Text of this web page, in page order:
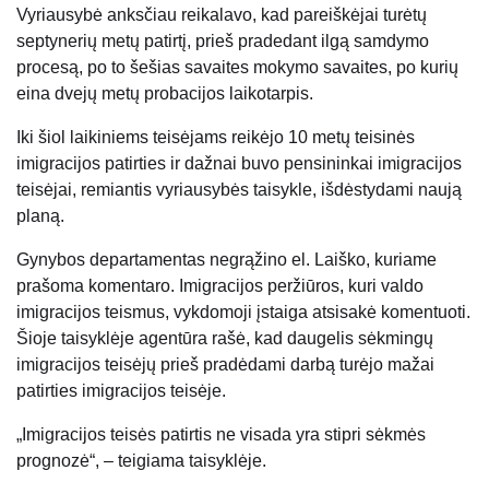
Vyriausybė anksčiau reikalavo, kad pareiškėjai turėtų
septynerių metų patirtį, prieš pradedant ilgą samdymo
procesą, po to šešias savaites mokymo savaites, po kurių
eina dvejų metų probacijos laikotarpis.
Iki šiol laikiniems teisėjams reikėjo 10 metų teisinės
imigracijos patirties ir dažnai buvo pensininkai imigracijos
teisėjai, remiantis vyriausybės taisykle, išdėstydami naują
planą.
Gynybos departamentas negrąžino el. Laiško, kuriame
prašoma komentaro. Imigracijos peržiūros, kuri valdo
imigracijos teismus, vykdomoji įstaiga atsisakė komentuoti.
Šioje taisyklėje agentūra rašė, kad daugelis sėkmingų
imigracijos teisėjų prieš pradėdami darbą turėjo mažai
patirties imigracijos teisėje.
„Imigracijos teisės patirtis ne visada yra stipri sėkmės
prognozė“, – teigiama taisyklėje.